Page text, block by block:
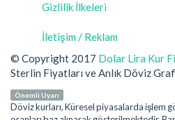
Gizlilik İlkeleri
İletişim / Reklam
© Copyright 2017 Dolar Lira Kur
Sterlin Fiyatları ve Anlık Döviz
Önemli Uyarı
Döviz kurları, Küresel piyasalarda işlem